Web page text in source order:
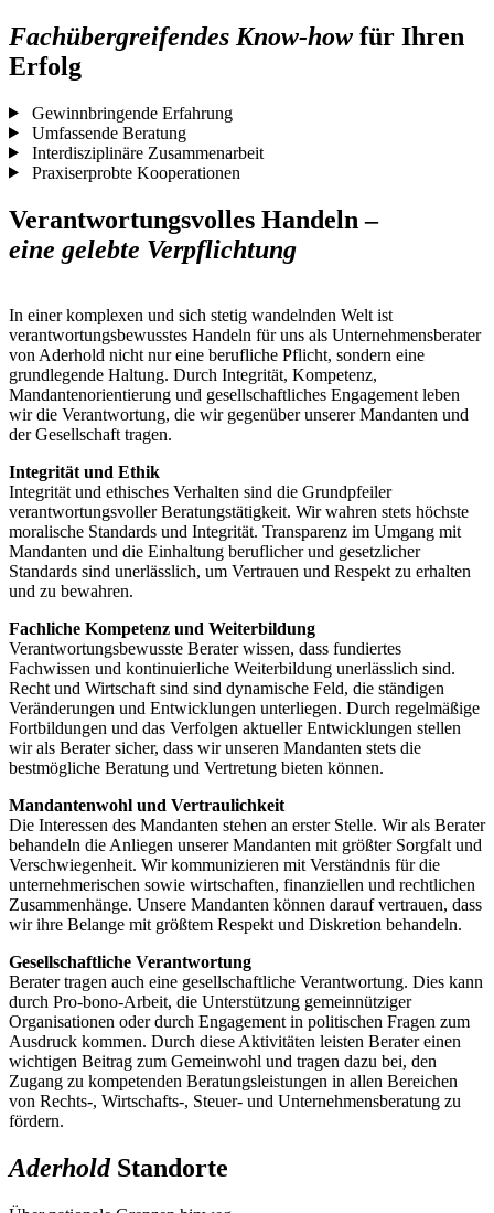
Fach­übergreifendes Know-how für Ihren
Erfolg
Gewinnbringende Erfahrung
Umfassende Beratung
Interdisziplinäre Zusammenarbeit
Praxiserprobte Kooperationen
Verantwortungsvolles Handeln –
eine gelebte Verpflichtung
In einer komplexen und sich stetig wandelnden Welt ist
verantwortungsbewusstes Handeln für uns als Unternehmensberater
von Aderhold nicht nur eine berufliche Pflicht, sondern eine
grundlegende Haltung. Durch Integrität, Kompetenz,
Mandantenorientierung und gesellschaftliches Engagement leben
wir die Verantwortung, die wir gegenüber unserer Mandanten und
der Gesellschaft tragen.
Integrität und Ethik
Integrität und ethisches Verhalten sind die Grundpfeiler
verantwortungsvoller Beratungstätigkeit. Wir wahren stets höchste
moralische Standards und Integrität. Transparenz im Umgang mit
Mandanten und die Einhaltung beruflicher und gesetzlicher
Standards sind unerlässlich, um Vertrauen und Respekt zu erhalten
und zu bewahren.
Fachliche Kompetenz und Weiterbildung
Verantwortungsbewusste Berater wissen, dass fundiertes
Fachwissen und kontinuierliche Weiterbildung unerlässlich sind.
Recht und Wirtschaft sind sind dynamische Feld, die ständigen
Veränderungen und Entwicklungen unterliegen. Durch regelmäßige
Fortbildungen und das Verfolgen aktueller Entwicklungen stellen
wir als Berater sicher, dass wir unseren Mandanten stets die
bestmögliche Beratung und Vertretung bieten können.
Mandantenwohl und Vertraulichkeit
Die Interessen des Mandanten stehen an erster Stelle. Wir als Berater
behandeln die Anliegen unserer Mandanten mit größter Sorgfalt und
Verschwiegenheit. Wir kommunizieren mit Verständnis für die
unternehmerischen sowie wirtschaften, finanziellen und rechtlichen
Zusammenhänge. Unsere Mandanten können darauf vertrauen, dass
wir ihre Belange mit größtem Respekt und Diskretion behandeln.
Gesellschaftliche Verantwortung
Berater tragen auch eine gesellschaftliche Verantwortung. Dies kann
durch Pro-bono-Arbeit, die Unterstützung gemeinnütziger
Organisationen oder durch Engagement in politischen Fragen zum
Ausdruck kommen. Durch diese Aktivitäten leisten Berater einen
wichtigen Beitrag zum Gemeinwohl und tragen dazu bei, den
Zugang zu kompetenden Beratungsleistungen in allen Bereichen
von Rechts-, Wirtschafts-, Steuer- und Unternehmensberatung zu
fördern.
AderholdStandorte